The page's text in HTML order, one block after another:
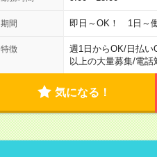
期間 即日～OK！ 1日～
特徴 週1日からOK/日払い
以上の大量募集/電話
気になる！